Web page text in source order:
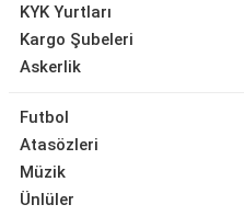
KYK Yurtları
Kargo Şubeleri
Askerlik
Futbol
Atasözleri
Müzik
Ünlüler